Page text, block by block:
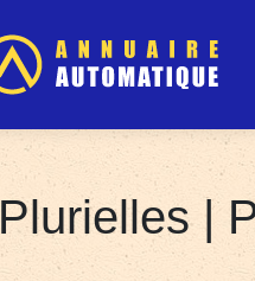
Plurielles |